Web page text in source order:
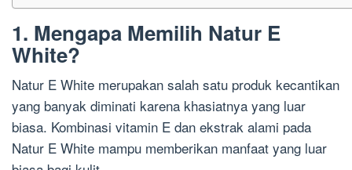
1. Mengapa Memilih Natur E
White?
Natur E White merupakan salah satu produk kecantikan
yang banyak diminati karena khasiatnya yang luar
biasa. Kombinasi vitamin E dan ekstrak alami pada
Natur E White mampu memberikan manfaat yang luar